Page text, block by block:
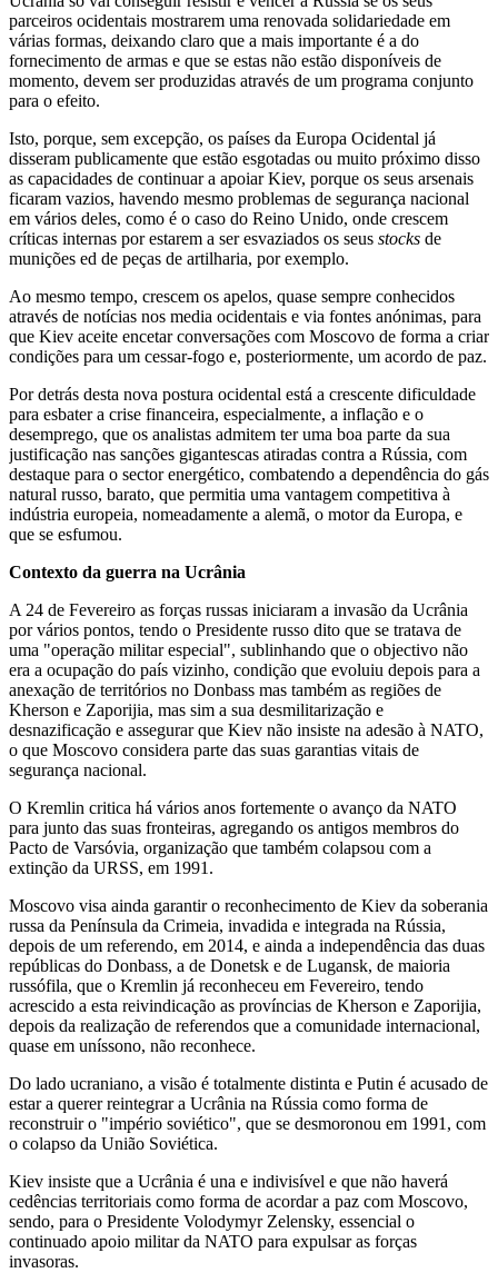
parceiros ocidentais mostrarem uma renovada solidariedade em
várias formas, deixando claro que a mais importante é a do
fornecimento de armas e que se estas não estão disponíveis de
momento, devem ser produzidas através de um programa conjunto
para o efeito.
Isto, porque, sem excepção, os países da Europa Ocidental já
disseram publicamente que estão esgotadas ou muito próximo disso
as capacidades de continuar a apoiar Kiev, porque os seus arsenais
ficaram vazios, havendo mesmo problemas de segurança nacional
em vários deles, como é o caso do Reino Unido, onde crescem
críticas internas por estarem a ser esvaziados os seus stocks de
munições ed de peças de artilharia, por exemplo.
Ao mesmo tempo, crescem os apelos, quase sempre conhecidos
através de notícias nos media ocidentais e via fontes anónimas, para
que Kiev aceite encetar conversações com Moscovo de forma a criar
condições para um cessar-fogo e, posteriormente, um acordo de paz.
Por detrás desta nova postura ocidental está a crescente dificuldade
para esbater a crise financeira, especialmente, a inflação e o
desemprego, que os analistas admitem ter uma boa parte da sua
justificação nas sanções gigantescas atiradas contra a Rússia, com
destaque para o sector energético, combatendo a dependência do gás
natural russo, barato, que permitia uma vantagem competitiva à
indústria europeia, nomeadamente a alemã, o motor da Europa, e
que se esfumou.
Contexto da guerra na Ucrânia
A 24 de Fevereiro as forças russas iniciaram a invasão da Ucrânia
por vários pontos, tendo o Presidente russo dito que se tratava de
uma "operação militar especial", sublinhando que o objectivo não
era a ocupação do país vizinho, condição que evoluiu depois para a
anexação de territórios no Donbass mas também as regiões de
Kherson e Zaporijia, mas sim a sua desmilitarização e
desnazificação e assegurar que Kiev não insiste na adesão à NATO,
o que Moscovo considera parte das suas garantias vitais de
segurança nacional.
O Kremlin critica há vários anos fortemente o avanço da NATO
para junto das suas fronteiras, agregando os antigos membros do
Pacto de Varsóvia, organização que também colapsou com a
extinção da URSS, em 1991.
Moscovo visa ainda garantir o reconhecimento de Kiev da soberania
russa da Península da Crimeia, invadida e integrada na Rússia,
depois de um referendo, em 2014, e ainda a independência das duas
repúblicas do Donbass, a de Donetsk e de Lugansk, de maioria
russófila, que o Kremlin já reconheceu em Fevereiro, tendo
acrescido a esta reivindicação as províncias de Kherson e Zaporijia,
depois da realização de referendos que a comunidade internacional,
quase em uníssono, não reconhece.
Do lado ucraniano, a visão é totalmente distinta e Putin é acusado de
estar a querer reintegrar a Ucrânia na Rússia como forma de
reconstruir o "império soviético", que se desmoronou em 1991, com
o colapso da União Soviética.
Kiev insiste que a Ucrânia é una e indivisível e que não haverá
cedências territoriais como forma de acordar a paz com Moscovo,
sendo, para o Presidente Volodymyr Zelensky, essencial o
continuado apoio militar da NATO para expulsar as forças
invasoras.